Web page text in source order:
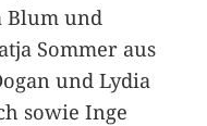
Blum und
Sommer aus
und Lydia
sowie Inge